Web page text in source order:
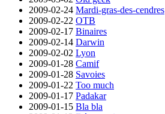
2009-02-24 Mardi-gras-des-cendres
2009-02-22 OTB
2009-02-17 Binaires
2009-02-14 Darwin
2009-02-02 Lyon
2009-01-28 Camif
2009-01-28 Savoies
2009-01-22 Too much
2009-01-17 Padakar
2009-01-15 Bla bla